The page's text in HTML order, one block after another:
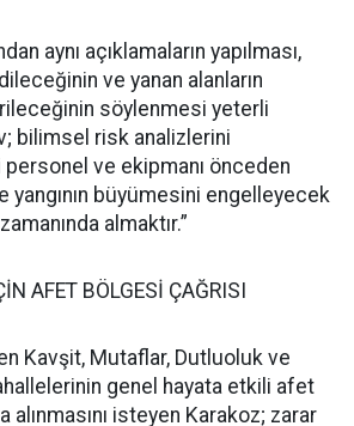
aynı açıklamaların yapılması,
ve yanan alanların
söylenmesi yeterli
bilimsel risk analizlerini
personel ve ekipmanı önceden
yangının büyümesini engelleyecek
almaktır.”
AFET BÖLGESİ ÇAĞRISI
Kavşit, Mutaflar, Dutluoluk ve
genel hayata etkili afet
alınmasını isteyen Karakoz; zarar